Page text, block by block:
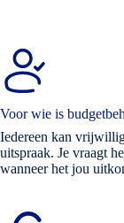
Voor wie is
Iedereen kan
uitspraak. Je vraagt
wanneer het jou